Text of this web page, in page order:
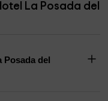
La Posada del
Posada del